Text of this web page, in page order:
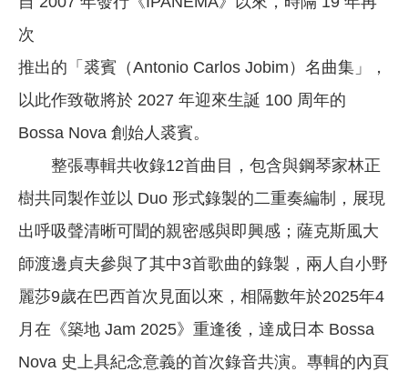
次
推出的「裘賓（Antonio Carlos Jobim）名曲集」，
以此作致敬將於 2027 年迎來生誕 100 周年的
Bossa Nova 創始人裘賓。
整張專輯共收錄12首曲目，包含與鋼琴家林正
樹共同製作並以 Duo 形式錄製的二重奏編制，展現
出呼吸聲清晰可聞的親密感與即興感；薩克斯風大
師渡邊貞夫參與了其中3首歌曲的錄製，兩人自小野
麗莎9歲在巴西首次見面以來，相隔數年於2025年4
月在《築地 Jam 2025》重逢後，達成日本 Bossa
Nova 史上具紀念意義的首次錄音共演。專輯的內頁